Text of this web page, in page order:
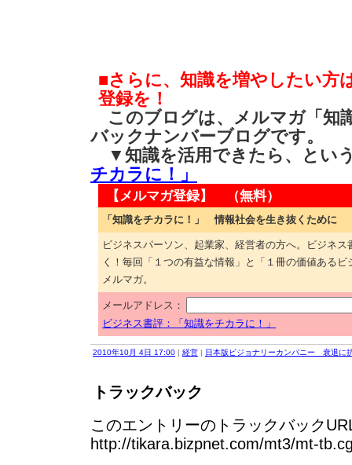
■さらに、知識を増やしたい方
登録を！
このブログは、メルマガ「知
バックナンバーブログです。
▼知識を活用できたら、と
チカラに！」
【メルマガ登録】 （無料）
「知識をチカラに！」 情報社会を生き抜くために
ビジネスパーソン、起業家、経営者の方へ。ビジネ
く！毎回「１つの有益な情報」と「１冊の価値ある
メルマガ。
メールアドレス：
ビジネス書評：「知識をチカラに！」
2010年10月 4日 17:00 | 経営 | 日本版ビジョナリーカンパニー 衰退に
トラックバック
このエントリーのトラックバック
http://tikara.bizpnet.com/mt3/mt-